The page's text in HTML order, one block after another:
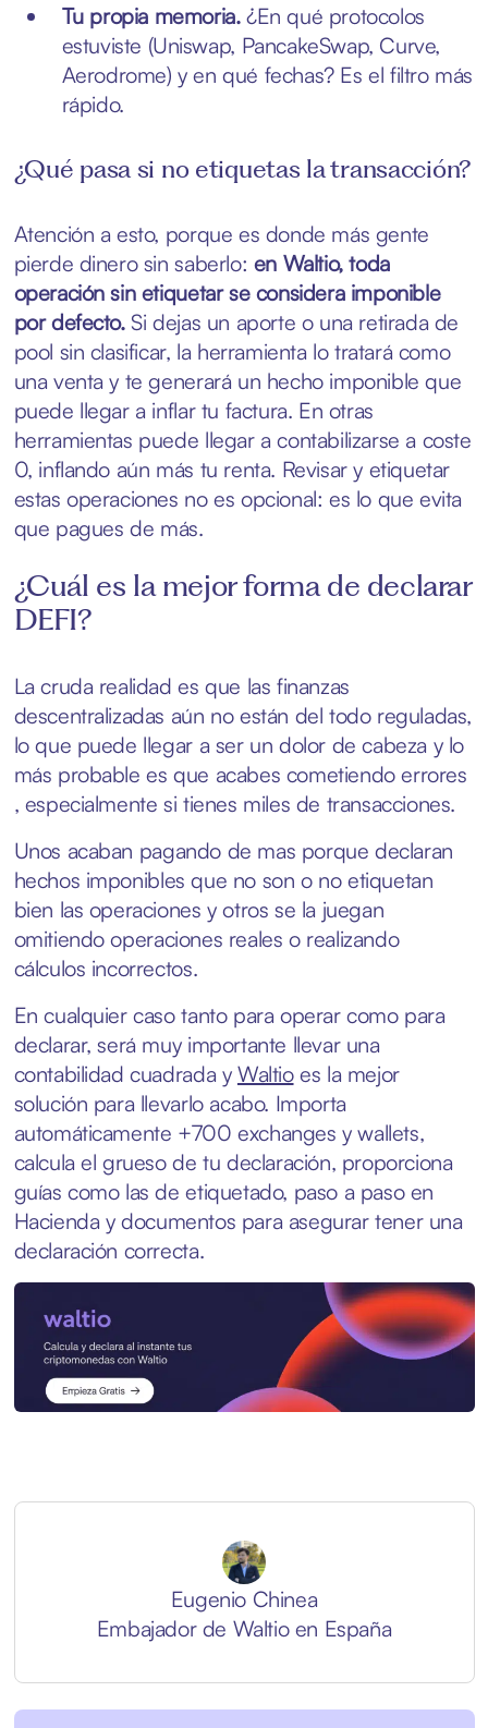
Tu propia memoria.¿En qué protocolos
estuviste (Uniswap, PancakeSwap, Curve,
Aerodrome) y en qué fechas? Es el filtro más
rápido.
¿Qué pasa si no etiquetas la transacción?
Atención a esto, porque es donde más gente
pierde dinero sin saberlo: en Waltio, toda
operación sin etiquetar se considera imponible
por defecto.Si dejas un aporte o una retirada de
pool sin clasificar, la herramienta lo tratará como
una venta y te generará un hecho imponible que
puede llegar a inflar tu factura. En otras
herramientas puede llegar a contabilizarse a coste
0, inflando aún más tu renta. Revisar y etiquetar
estas operaciones no es opcional: es lo que evita
que pagues de más.
¿Cuál es la mejor forma de declarar
DEFI?
La cruda realidad es que las finanzas
descentralizadas aún no están del todo reguladas,
lo que puede llegar a ser un dolor de cabeza y lo
más probable es que acabes cometiendo errores
, especialmente si tienes miles de transacciones.
Unos acaban pagando de mas porque declaran
hechos imponibles que no son o no etiquetan
bien las operaciones y otros se la juegan
omitiendo operaciones reales o realizando
cálculos incorrectos.
En cualquier caso tanto para operar como para
declarar, será muy importante llevar una
contabilidad cuadrada y Waltioes la mejor
solución para llevarlo acabo. Importa
automáticamente +700 exchanges y wallets,
calcula el grueso de tu declaración, proporciona
guías como las de etiquetado, paso a paso en
Hacienda y documentos para asegurar tener una
declaración correcta.
Eugenio Chinea
Embajador de Waltio en España